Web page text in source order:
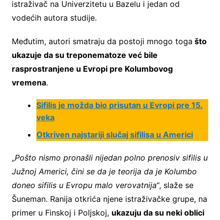
istraživač na Univerzitetu u Bazelu i jedan od
vodećih autora studije.
Međutim, autori smatraju da postoji mnogo toga što
ukazuje da su treponematoze već bile
rasprostranjene u Evropi pre Kolumbovog
vremena.
Sifilis je možda bio prisutan u Evropi pre 15.
veka
Otkriven najstariji slučaj sifilisa u Americi
„Pošto nismo pronašli nijedan polno prenosiv sifilis u
Južnoj Americi, čini se da je teorija da je Kolumbo
doneo sifilis u Evropu malo verovatnija“, slaže se
Šuneman. Ranija otkrića njene istraživačke grupe, na
primer u Finskoj i Poljskoj, ukazuju da su neki oblici